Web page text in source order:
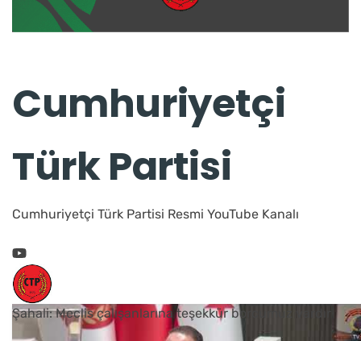
Cumhuriyetçi
Türk Partisi
Cumhuriyetçi Türk Partisi Resmi YouTube Kanalı
Şahali: Meclis çalışanlarına teşekkür borcumuz vardır